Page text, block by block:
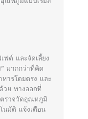
ฟต์ และจัดเลี้ยง
มากกว่าที่คิด
ารโดยตรง และ
วย ทางออกที่
รวจวัดอุณหภูมิ
นมัติ แจ้งเตือน